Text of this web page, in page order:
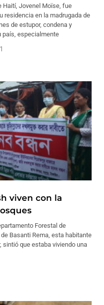
Haití, Jovenel Moïse, fue
residencia en la madrugada de
de estupor, condena y
país, especialmente
viven con la
Forestal de
Basanti Rema, esta habitante
sintió que estaba viviendo una